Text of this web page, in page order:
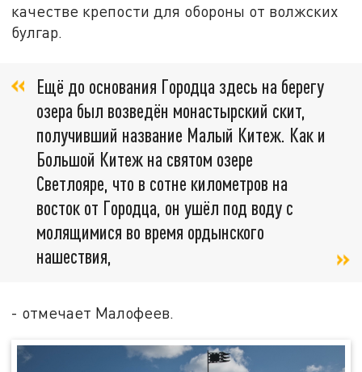
качестве крепости для обороны от волжских
булгар.
Ещё до основания Городца здесь на берегу
озера был возведён монастырский скит,
получивший название Малый Китеж. Как и
Большой Китеж на святом озере
Светлояре, что в сотне километров на
восток от Городца, он ушёл под воду с
молящимися во время ордынского
нашествия,
- отмечает Малофеев.